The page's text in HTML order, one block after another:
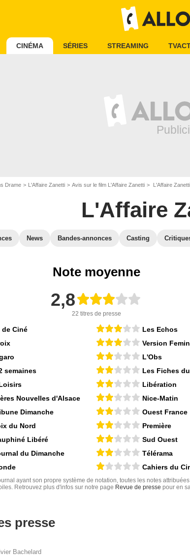
CINÉMA SÉRIES STREAMING
Drame L'Affaire Zanetti Avis sur le film L'Affaire Zanetti L'Affaire
L'Affaire
News Bandes-annonces Casting
Note moyenne
2,8
22 titres de presse
de Ciné
semaines
Nouvelles d'Alsace
Dimanche
du Nord
Libéré
du Dimanche
Les Echos
Version
L'Obs
Les Fiches
Libération
Nice-Matin
Ouest France
Première
Sud Ouest
Télérama
Cahiers du
ayant son propre système de notation, toutes les notes
Retrouvez plus d'infos sur notre page Revue de presse pour en
presse
Bachelard